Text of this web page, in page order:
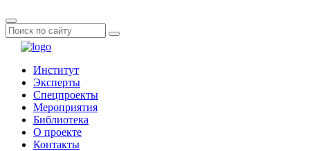
Институт
Эксперты
Спецпроекты
Мероприятия
Библиотека
О проекте
Контакты